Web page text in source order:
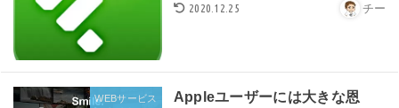
2020.12.25 チー
WEBサービス
Appleユーザーには大きな恩